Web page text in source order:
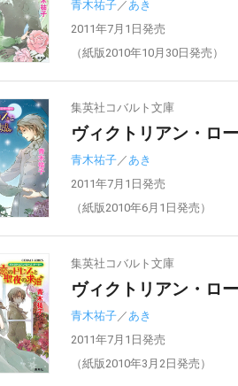
青木祐子 ／ あき
2011年7月1日発売
（紙版2010年10月30日発売）
集英社コバルト文庫
ヴィクトリアン・ロ
青木祐子／あき
2011年7月1日発売
（紙版2010年6月1日発売）
集英社コバルト文庫
ヴィクトリアン・ロ
青木祐子／あき
2011年7月1日発売
（紙版2010年3月2日発売）